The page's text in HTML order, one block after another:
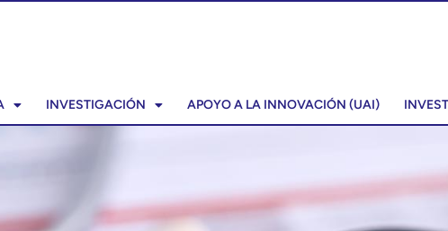
INVESTIGACIÓN APOYO A LA INNOVACIÓN (UAI)